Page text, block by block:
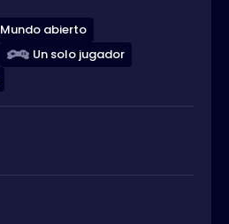
Mundo abierto
Un solo jugador